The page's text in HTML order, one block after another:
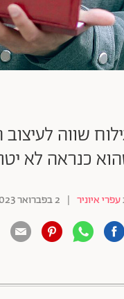
שווה
כנראה לא
עפרי איוניר | 2 בפברואר 2023